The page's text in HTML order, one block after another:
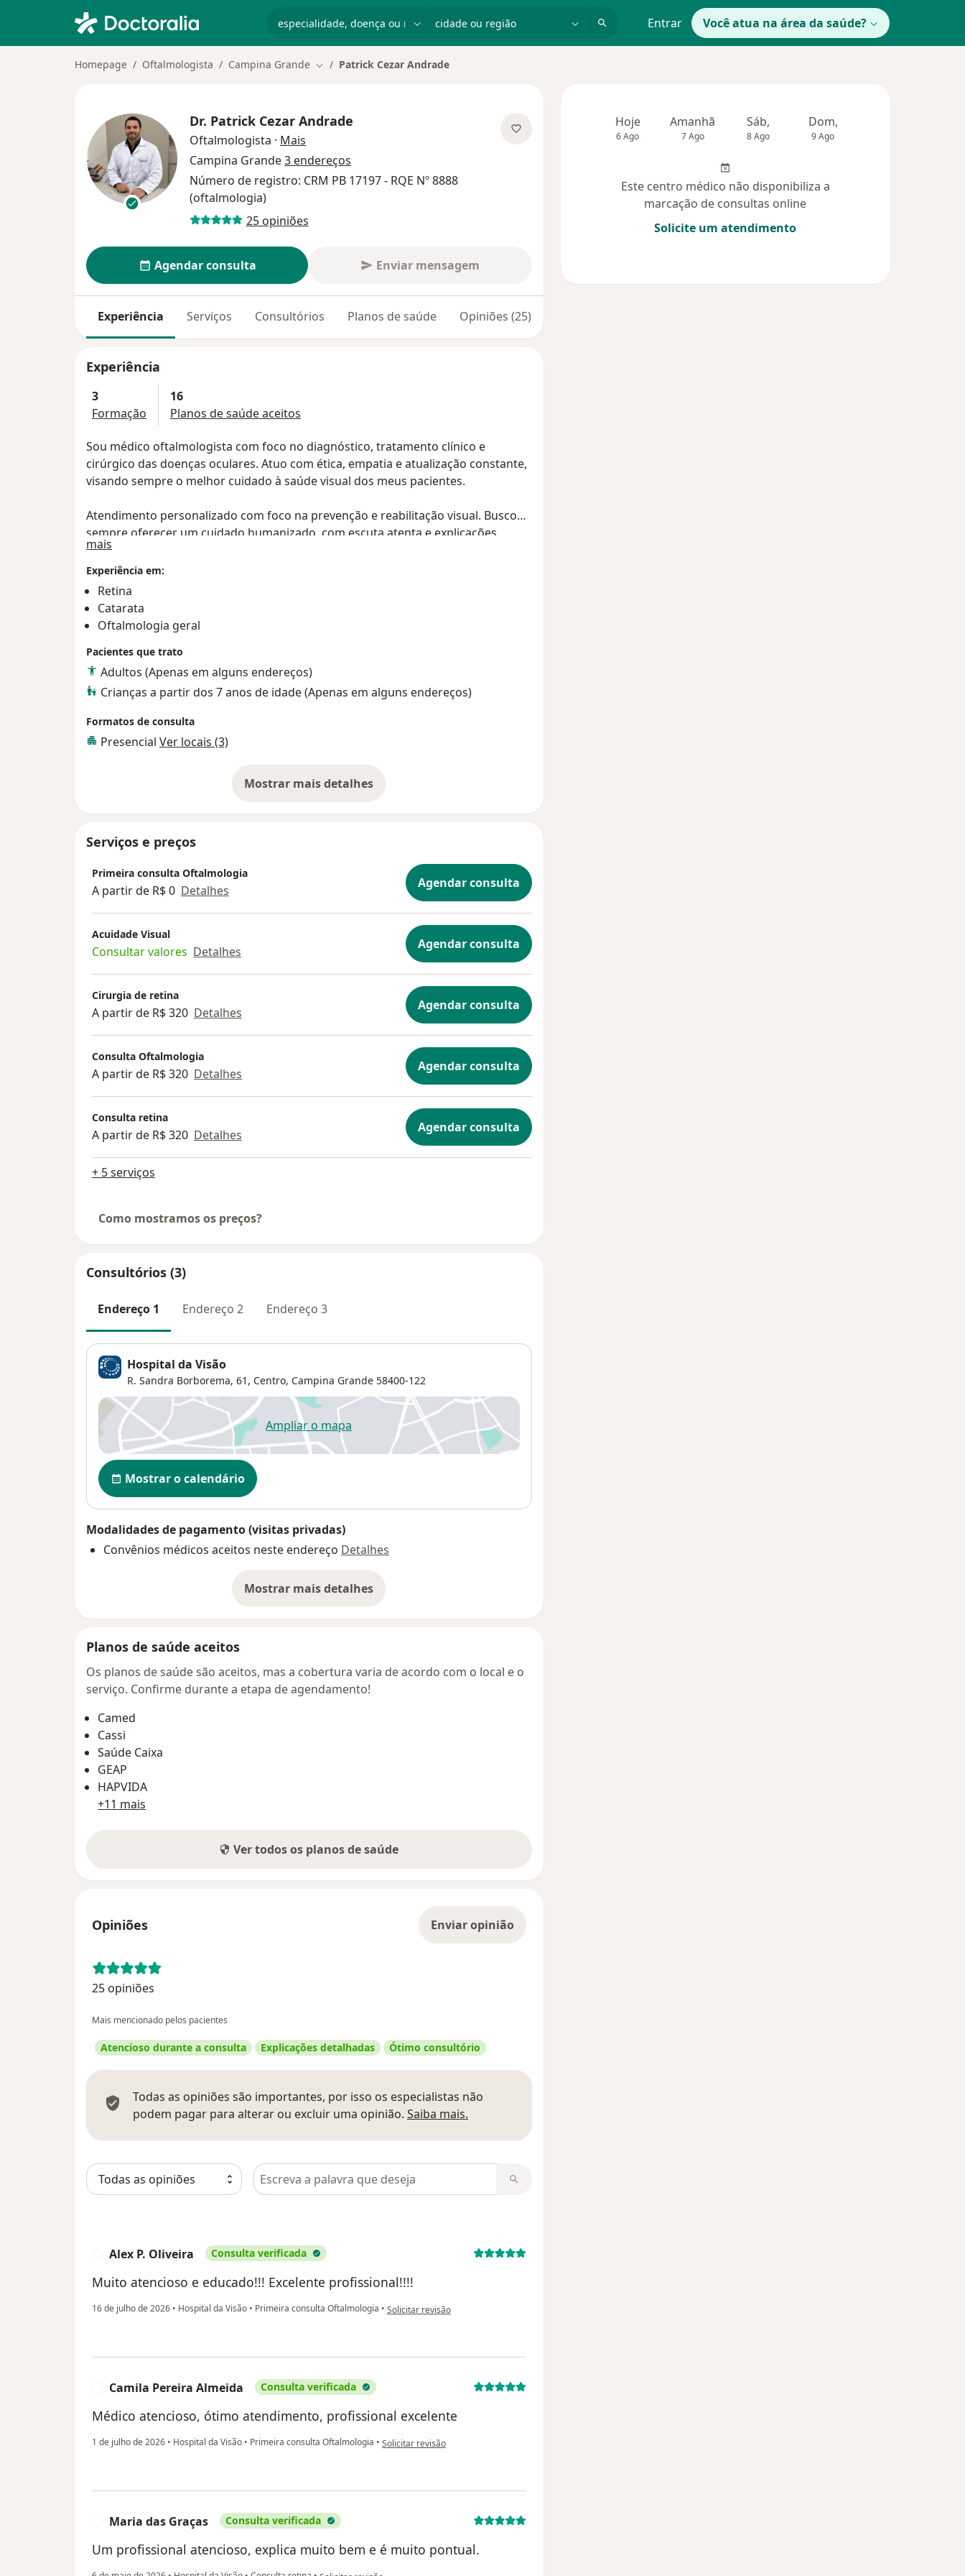
Entrar Você atua na área da saúde?
Homepage Oftalmologista Campina Grande Mudar de cidade
Patrick Cezar Andrade
Dr. Patrick Cezar Andrade
Oftalmologista · Mais
Campina Grande3 endereços
Número de registro: CRM PB 17197 - RQE Nº 8888
(oftalmologia)
25 opiniões
Agendar consulta Enviar mensagem
Experiência Serviços Consultórios Planos de saúde Opiniões (25)
Experiência
3
Formação
16
Planos de saúde aceitos
Sou médico oftalmologista com foco no diagnóstico, tratamento clínico e
cirúrgico das doenças oculares. Atuo com ética, empatia e atualização constante,
visando sempre o melhor cuidado à saúde visual dos meus pacientes.
Atendimento personalizado com foco na prevenção e reabilitação visual. Busco
sempre oferecer um cuidado humanizado, com escuta atenta e explicações
claras sobre o diagnóstico e tratamento.
mais
Experiência em:
Retina
Catarata
Oftalmologia geral
Pacientes que trato
Adultos (Apenas em alguns endereços)
Crianças a partir dos 7 anos de idade (Apenas em alguns endereços)
Formatos de consulta
Presencial Ver locais (3)
Mostrar mais detalhes
sobre a experiência
Serviços e preços
Primeira consulta Oftalmologia
A partir de R$ 0 Detalhes Agendar consulta
Acuidade Visual
Consultar valores Detalhes Agendar consulta
Cirurgia de retina
A partir de R$ 320 Detalhes Agendar consulta
Consulta Oftalmologia
A partir de R$ 320 Detalhes Agendar consulta
Consulta retina
A partir de R$ 320 Detalhes Agendar consulta
+ 5 serviços
Como mostramos os preços?
Consultórios (3)
Endereço 1 Endereço 2 Endereço 3
Hospital da Visão
R. Sandra Borborema, 61, Centro, Campina Grande 58400-122
Ampliar o mapaabre num novo separador
Disponibilidade
Mostrar o calendário
Modalidades de pagamento (visitas privadas)
Convênios médicos aceitos neste endereço Detalhes
Mostrar mais detalhes
sobre o endereço
Planos de saúde aceitos
Os planos de saúde são aceitos, mas a cobertura varia de acordo com o local e o
serviço. Confirme durante a etapa de agendamento!
Camed
Cassi
Saúde Caixa
GEAP
HAPVIDA
+11 mais
Ver todos os planos de saúde
Opiniões Enviar opinião
25 opiniões
Mais mencionado pelos pacientes
Atencioso durante a consulta Explicações detalhadas Ótimo consultório
Todas as opiniões são importantes, por isso os especialistas não
podem pagar para alterar ou excluir uma opinião. Saiba mais.
Pesquisar em opiniões
Alex P. Oliveira Consulta verificada
Muito atencioso e educado!!! Excelente profissional!!!!
16 de julho de 2026 • Hospital da Visão • Primeira consulta Oftalmologia • na opinião do utilizador Alex P. Oliveira
Solicitar revisão
Camila Pereira Almeida Consulta verificada
Médico atencioso, ótimo atendimento, profissional excelente
1 de julho de 2026 • Hospital da Visão • Primeira consulta Oftalmologia • na opinião do utilizador Camila Pereira Almeida
Solicitar revisão
Maria das Graças Consulta verificada
Um profissional atencioso, explica muito bem e é muito pontual.
na opinião do utilizador Maria das Graças
Hoje
6 Ago
Amanhã
7 Ago
Sáb,
8 Ago
Dom,
9 Ago
Este centro médico não disponibiliza a
marcação de consultas online
Solicite um atendimento